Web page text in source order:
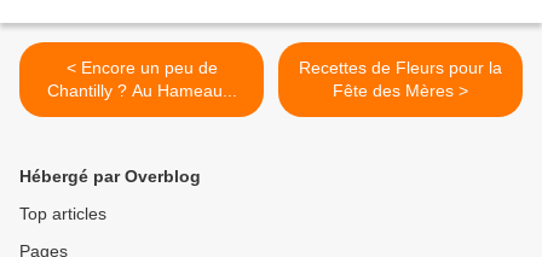
< Encore un peu de
Chantilly ? Au Hameau...
Recettes de Fleurs pour la
Fête des Mères >
Hébergé par Overblog
Top articles
Pages